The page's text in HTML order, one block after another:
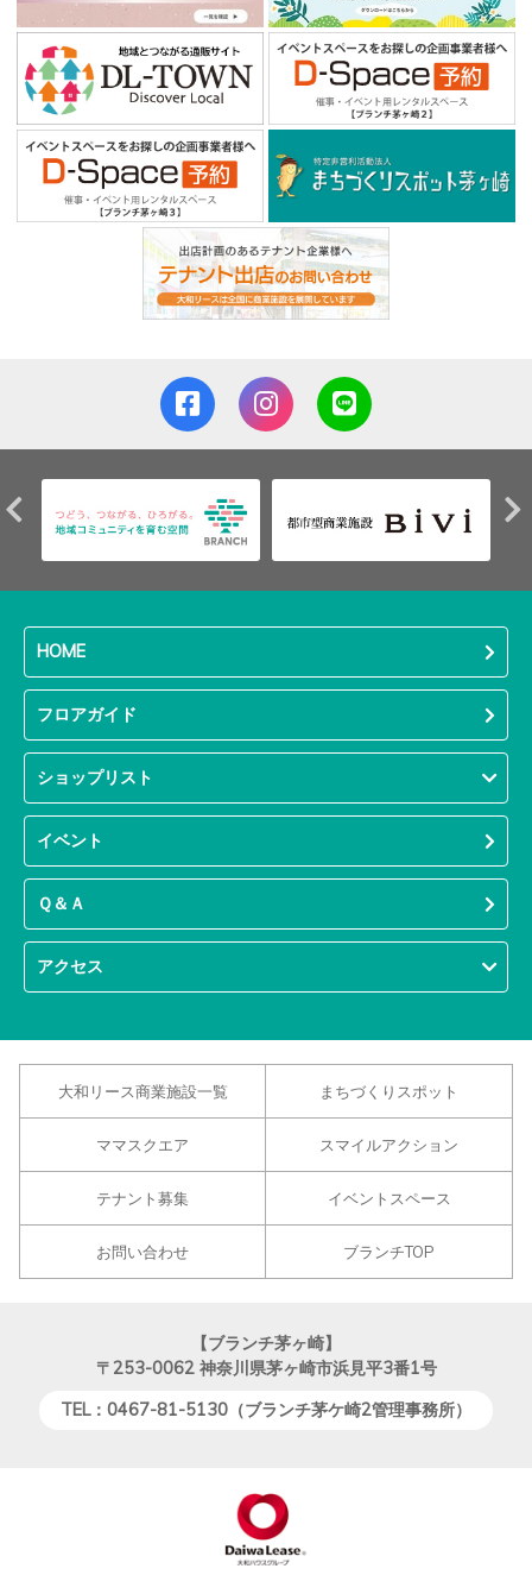
HOME
フロアガイド
ショップリスト
イベント
Ｑ＆Ａ
アクセス
大和リース商業施設一覧 まちづくりスポット
ママスクエア スマイルアクション
テナント募集 イベントスペース
お問い合わせ ブランチTOP
【ブランチ茅ヶ崎】
〒253-0062 神奈川県茅ヶ崎市浜見平3番1号
TEL：0467-81-5130（ブランチ茅ケ崎2管理事務所）